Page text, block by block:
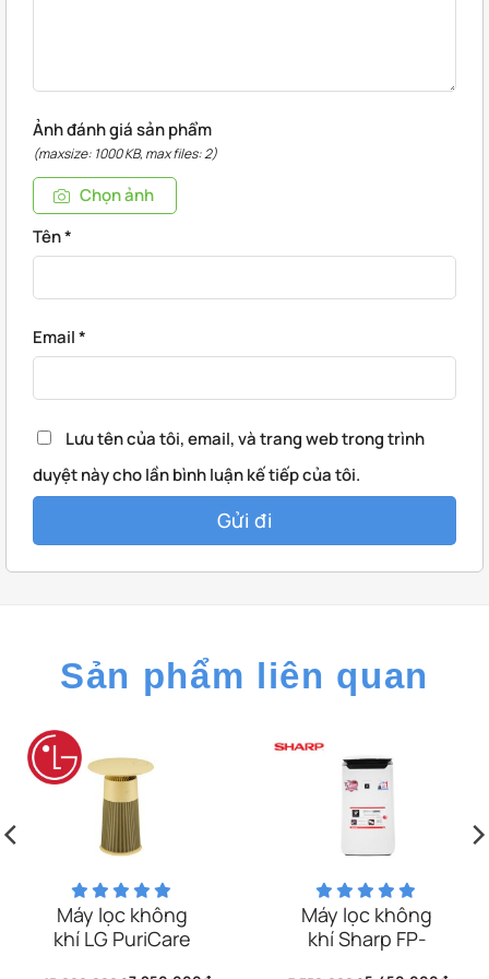
Ảnh đánh giá sản phẩm
(maxsize: 1000 KB, max files: 2)
Chọn ảnh
Tên*
Email*
Lưu tên của tôi, email, và trang web trong trình
duyệt này cho lần bình luận kế tiếp của tôi.
Sản phẩm liên quan
Máy lọc không
khí LG PuriCare
Máy lọc không
khí Sharp FP-